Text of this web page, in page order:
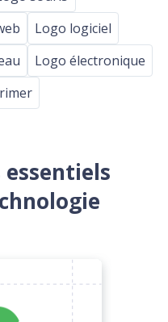
Logo logiciel
Logo électronique
essentiels